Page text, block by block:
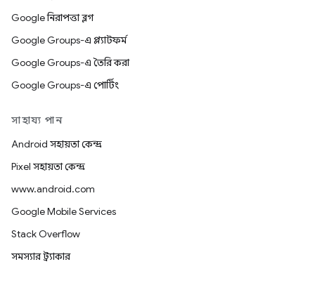
Google নিরাপত্তা ব্লগ
Google Groups-এ প্ল্যাটফর্ম
Google Groups-এ তৈরি করা
Google Groups-এ পোর্টিং
সাহায্য পান
Android সহায়তা কেন্দ্র
Pixel সহায়তা কেন্দ্র
www.android.com
Google Mobile Services
Stack Overflow
সমস্যার ট্র্যাকার